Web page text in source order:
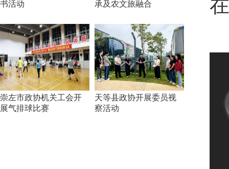
书活动
承及农文旅融合
崇左市政协机关工会开
展气排球比赛
天等县政协开展委员视
察活动